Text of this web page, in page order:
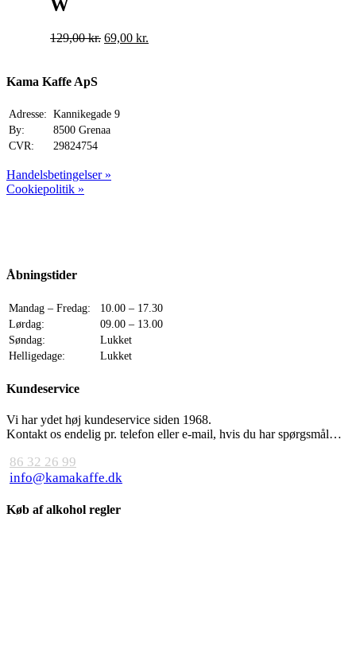
W
129,00kr. Original
69,00 kr.
Kama Kaffe ApS
Adresse: Kannikegade 9
By:
8500 Grenaa
CVR:
29824754
Handelsbetingelser »
Cookiepolitik »
Åbningstider
Mandag – Fredag:
10.00 – 17.30
Lørdag:
09.00 – 13.00
Søndag:
Lukket
Helligedage:
Lukket
Kundeservice
Vi har ydet høj kundeservice siden 1968.
Kontakt os endelig pr. telefon eller e-mail, hvis du har spørgsmål…
86 32 26 99
info@kamakaffe.dk
Køb af alkohol regler